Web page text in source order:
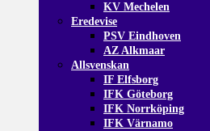
KV Mechelen
Eredevise
PSV Eindhoven
AZ Alkmaar
Allsvenskan
IF Elfsborg
IFK Göteborg
IFK Norrköping
IFK Värnamo